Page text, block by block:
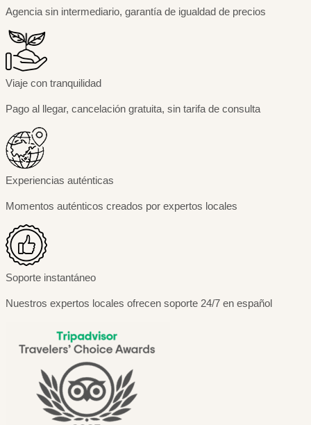
Agencia sin intermediario, garantía de igualdad de precios
Viaje con tranquilidad
Pago al llegar, cancelación gratuita, sin tarifa de consulta
Experiencias auténticas
Momentos auténticos creados por expertos locales
Soporte instantáneo
Nuestros expertos locales ofrecen soporte 24/7 en español